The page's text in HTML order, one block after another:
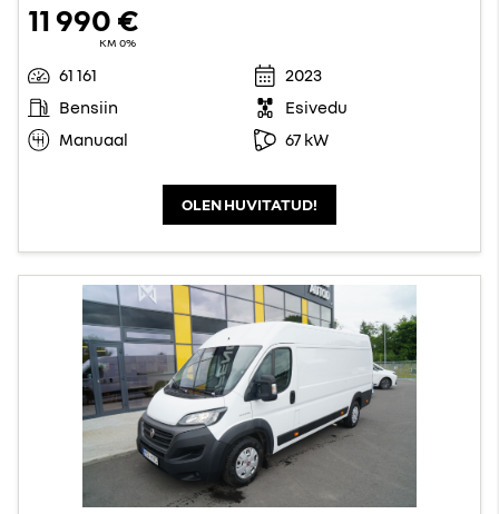
11 990 €
KM 0%
61 161
2023
Bensiin
Esivedu
Manuaal
67 kW
OLEN HUVITATUD!